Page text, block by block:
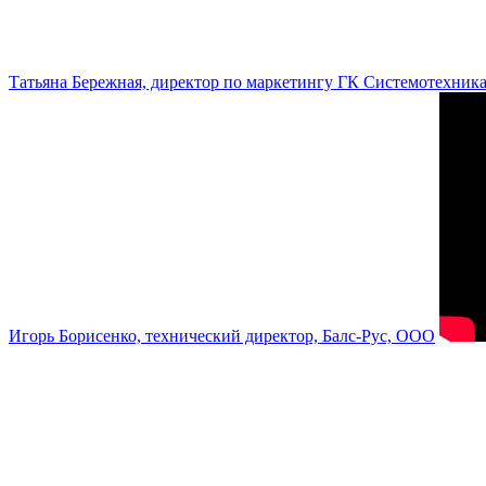
Татьяна Бережная, директор по маркетингу ГК Системотехника
Игорь Борисенко, технический директор, Балс-Рус, ООО